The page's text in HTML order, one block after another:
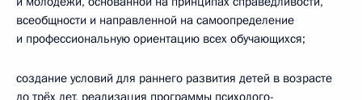
всеобщности и направленной на самоопределение
и профессиональную ориентацию всех обучающихся;
создание условий для раннего развития детей в возрасте
до трёх лет, реализация программы психолого-